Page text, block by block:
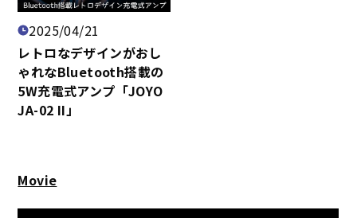
2025/04/21
レトロなデザインがおし
ゃれなBluetooth搭載の
5W充電式アンプ「JOYO
JA-02 II」
Movie